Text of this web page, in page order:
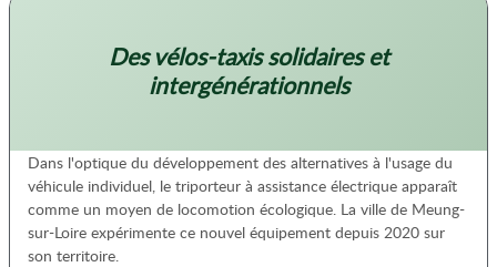
Des vélos-taxis solidaires et
intergénérationnels
Dans l'optique du développement des alternatives à l'usage du
véhicule individuel, le triporteur à assistance électrique apparaît
comme un moyen de locomotion écologique. La ville de Meung-
sur-Loire expérimente ce nouvel équipement depuis 2020 sur
son territoire.